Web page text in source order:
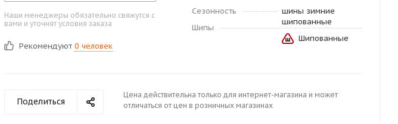
Наши менеджеры обязательно свяжутся с
вами и уточнят условия заказа
Рекомендуют 0 человек
Сезонность
шины зимние
шипованные
Шипы
Шипованные
Поделиться
Цена действительна только для интернет-магазина и может
отличаться от цен в розничных магазинах